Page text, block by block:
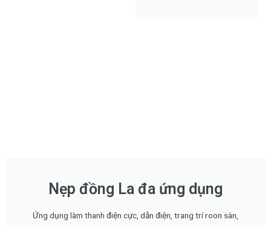
Nẹp đồng La đa ứng dụng
Ứng dụng làm thanh điện cực, dẫn điện, trang trí roon sàn,